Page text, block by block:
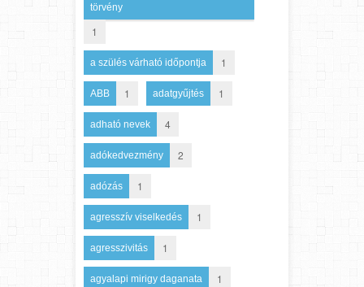
törvény
1
a szülés várható időpontja 1
ABB 1 adatgyűjtés 1
adható nevek 4
adókedvezmény 2
adózás 1
agresszív viselkedés 1
agresszivitás 1
agyalapi mirigy daganata 1